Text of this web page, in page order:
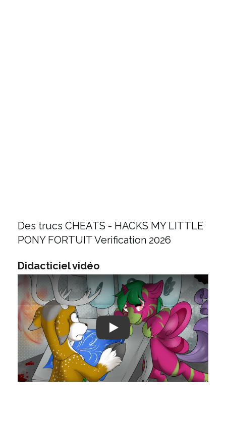
Des trucs CHEATS - HACKS MY LITTLE
PONY FORTUIT Verification 2026
Didacticiel vidéo
Play: Keynote (Google I/O '18)